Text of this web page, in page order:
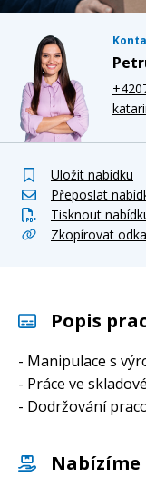
Uložit nabídku
Přeposlat
Tisknout
Zkopírovat
Popis
- Manipulace s
- Práce ve
- Dodržování
Nabízíme